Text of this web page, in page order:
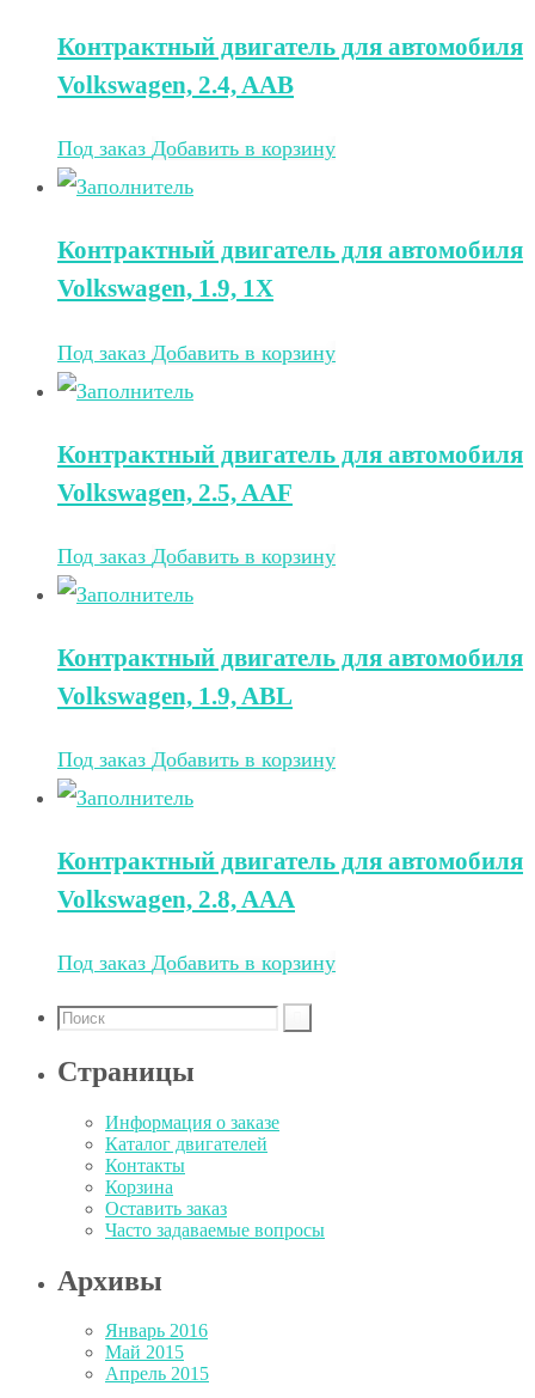
Контрактный двигатель для автомобиля
Volkswagen, 2.4, AAB
Под заказ Добавить в корзину
Контрактный двигатель для автомобиля
Volkswagen, 1.9, 1X
Под заказ Добавить в корзину
Контрактный двигатель для автомобиля
Volkswagen, 2.5, AAF
Под заказ Добавить в корзину
Контрактный двигатель для автомобиля
Volkswagen, 1.9, ABL
Под заказ Добавить в корзину
Контрактный двигатель для автомобиля
Volkswagen, 2.8, AAA
Под заказ Добавить в корзину
Страницы
Информация о заказе
Каталог двигателей
Контакты
Корзина
Оставить заказ
Часто задаваемые вопросы
Архивы
Январь 2016
Май 2015
Апрель 2015